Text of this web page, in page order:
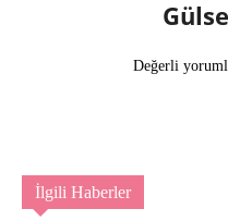
Değerli
İlgili Haberler